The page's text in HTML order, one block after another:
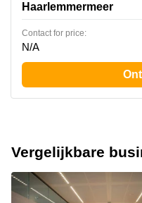
Haarlemmermeer
Contact for price:
N/A
Vergelijkbare